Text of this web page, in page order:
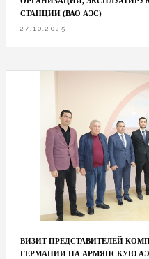
СТАНЦИИ (ВАО АЭС)
27.10.2025
ВИЗИТ ПРЕДСТАВИТЕЛЕЙ
ГЕРМАНИИ НА АРМЯНСКУЮ